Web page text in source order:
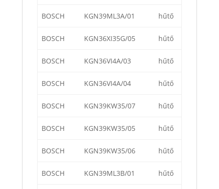
BOSCH KGN39ML3A/01 hűtő
BOSCH KGN36XI35G/05 hűtő
BOSCH KGN36VI4A/03 hűtő
BOSCH KGN36VI4A/04 hűtő
BOSCH KGN39KW35/07 hűtő
BOSCH KGN39KW35/05 hűtő
BOSCH KGN39KW35/06 hűtő
BOSCH KGN39ML3B/01 hűtő